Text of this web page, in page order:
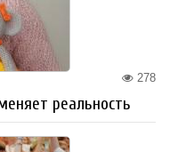
278
реальность